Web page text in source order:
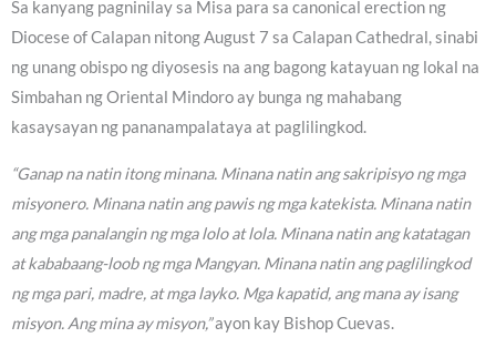
Sa kanyang pagninilay sa Misa para sa canonical erection ng
Diocese of Calapan nitong August 7 sa Calapan Cathedral, sinabi
ng unang obispo ng diyosesis na ang bagong katayuan ng lokal na
Simbahan ng Oriental Mindoro ay bunga ng mahabang
kasaysayan ng pananampalataya at paglilingkod.
“Ganap na natin itong minana. Minana natin ang sakripisyo ng mga
misyonero. Minana natin ang pawis ng mga katekista. Minana natin
ang mga panalangin ng mga lolo at lola. Minana natin ang katatagan
at kababaang-loob ng mga Mangyan. Minana natin ang paglilingkod
ng mga pari, madre, at mga layko. Mga kapatid, ang mana ay isang
misyon. Ang mina ay misyon,”ayon kay Bishop Cuevas.